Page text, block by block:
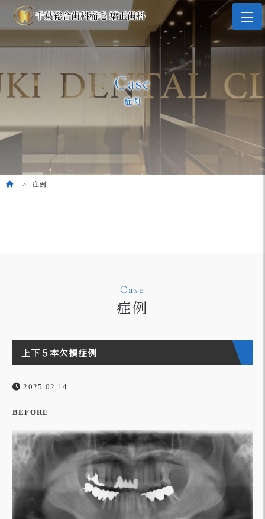
Case
症例
症例
Case
症例
上下５本欠損症例
2025.02.14
BEFORE